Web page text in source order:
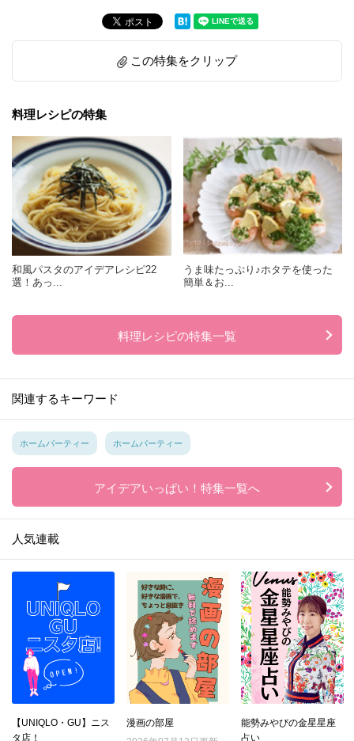
この特集をクリップ
料理レシピの特集
和風パスタのアイデアレシピ22
選！あっ...
うま味たっぷり♪ホタテを使った
簡単＆お...
料理レシピの特集一覧
関連するキーワード
ホームパーティー ホームパーティー
アイデアいっぱい！特集一覧へ
人気連載
【UNIQLO・GU】ニス
タ店！
漫画の部屋
能勢みやびの金星星座
占い